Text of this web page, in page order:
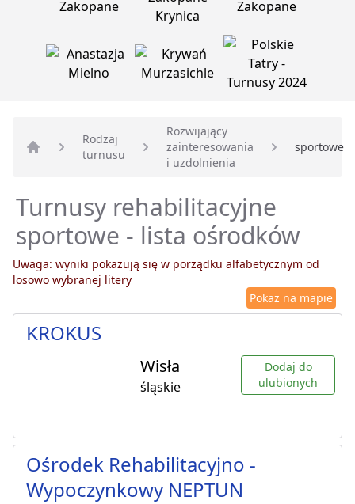
Strona główna
Rodzaj
turnusu
Rozwijający
zainteresowania
i uzdolnienia
sportowe
Turnusy rehabilitacyjne
sportowe - lista ośrodków
Uwaga: wyniki pokazują się w porządku alfabetycznym od
losowo wybranej litery
Pokaż na mapie
KROKUS
Wisła
śląskie
Dodaj do
ulubionych
Ośrodek Rehabilitacyjno -
Wypoczynkowy NEPTUN